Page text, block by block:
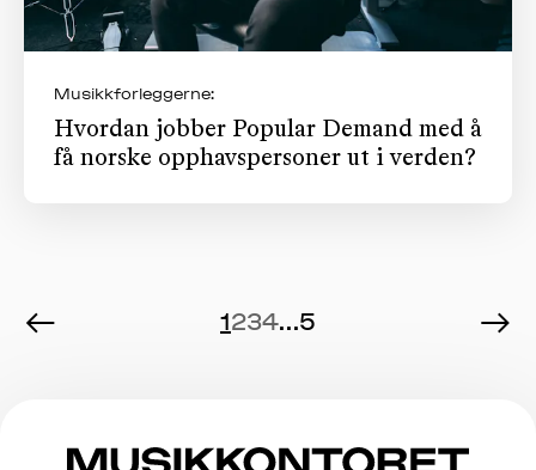
Musikkforleggerne:
Hvordan jobber Popular Demand med å
få norske opphavspersoner ut i verden?
← 1234...5 →